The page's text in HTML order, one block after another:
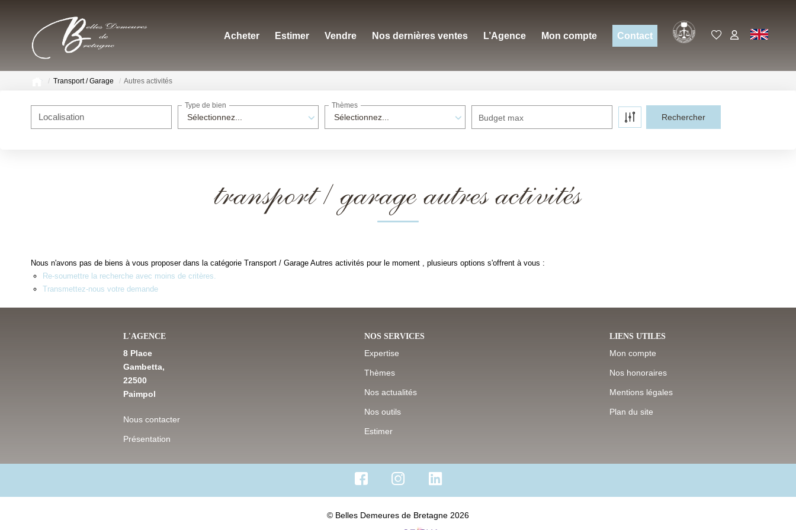
Acheter Estimer Vendre Nos dernières ventes L’Agence Mon compte Contact EN
Transport / Garage Autres activités
Localisation Sélectionnez...
Type de bien
Sélectionnez...
Thèmes
Budget max
transport / garage autres activités
Nous n'avons pas de biens à vous proposer dans la catégorie Transport / Garage Autres activités pour le moment , plusieurs options s'offrent à vous :
Re-soumettre la recherche avec moins de critères.
Transmettez-nous votre demande
L'AGENCE
8 Place
Gambetta,
22500
Paimpol
Nous contacter
Présentation
NOS SERVICES
Expertise
Thèmes
Nos actualités
Nos outils
Estimer
LIENS UTILES
Mon compte
Nos honoraires
Mentions légales
Plan du site
© Belles Demeures de Bretagne 2026